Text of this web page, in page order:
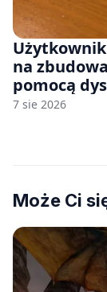
Użytkownik
na
pomocą
7 sie 2026
Może Ci